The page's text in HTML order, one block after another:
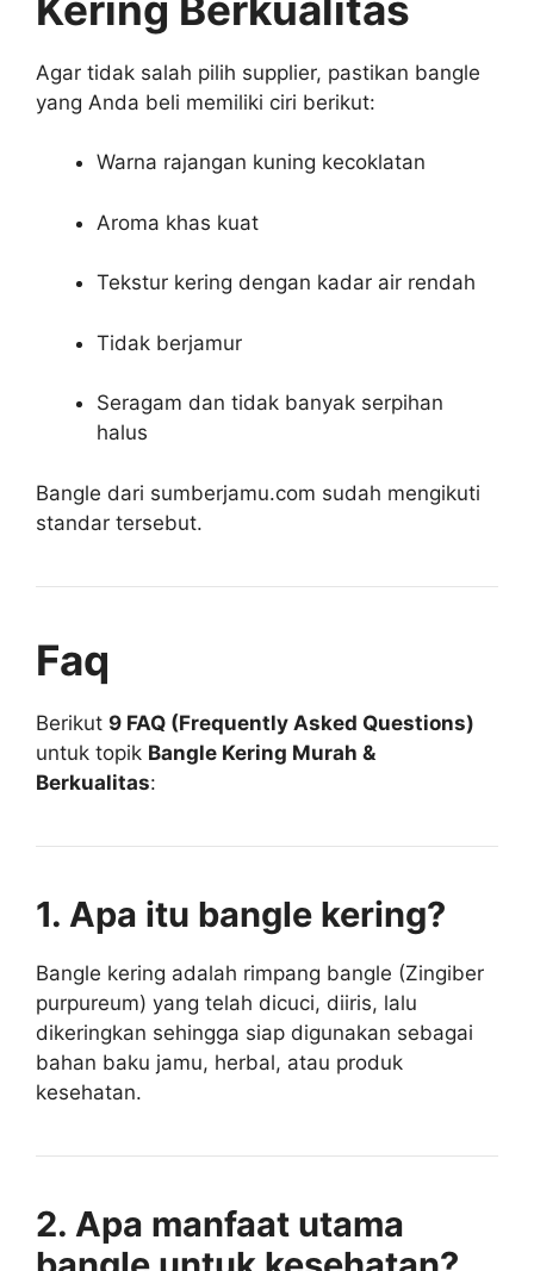
Agar tidak salah pilih supplier, pastikan bangle
yang Anda beli memiliki ciri berikut:
Warna rajangan kuning kecoklatan
Aroma khas kuat
Tekstur kering dengan kadar air rendah
Tidak berjamur
Seragam dan tidak banyak serpihan
halus
Bangle dari sumberjamu.com sudah mengikuti
standar tersebut.
Faq
Berikut 9 FAQ (Frequently Asked Questions)
untuk topik Bangle Kering Murah &
Berkualitas:
1. Apa itu bangle kering?
Bangle kering adalah rimpang bangle (Zingiber
purpureum) yang telah dicuci, diiris, lalu
dikeringkan sehingga siap digunakan sebagai
bahan baku jamu, herbal, atau produk
kesehatan.
2. Apa manfaat utama